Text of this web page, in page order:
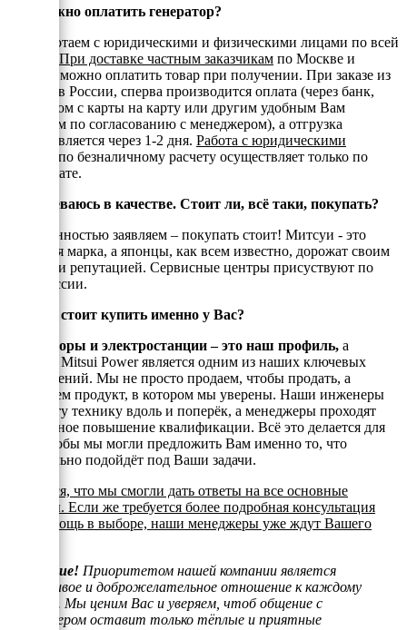
Как можно оплатить генератор?
Мы работаем с юридическими и физическими лицами по всей
При доставке частным заказчикам по Москве и
области можно оплатить товар при получении. При заказе из
регионов России, сперва производится оплата (через банк,
переводом с карты на карту или другим удобным Вам
способом по согласованию с менеджером), а отгрузка
осуществляется через 1-2 дня. Работа с юридическими
по безналичному расчету осуществляет только по
предоплате.
Я сомневаюсь в качестве. Стоит ли, всё таки, покупать?
С уверенностью заявляем – покупать стоит! Митсуи - это
японская марка, а японцы, как всем известно, дорожат своим
именем и репутацией. Сервисные центры присуствуют по
всей России.
Почему стоит купить именно у Вас?
Генераторы и электростанции – это наш профиль, а
техника Mitsui Power является одним из наших ключевых
направлений. Мы не просто продаем, чтобы продать, а
реализуем продукт, в котором мы уверены. Наши инженеры
знают эту технику вдоль и поперёк, а менеджеры проходят
постоянное повышение квалификации. Всё это делается для
того, чтобы мы могли предложить Вам именно то, что
оптимально подойдёт под Ваши задачи.
Надеемся, что мы смогли дать ответы на все основные
вопросы. Если же требуется более подробная консультация
или помощь в выборе, наши менеджеры уже ждут Вашего
Внимание! Приоритетом нашей компании является
отзывчивое и доброжелательное отношение к каждому
клиенту. Мы ценим Вас и уверяем, чтоб общение с
менеджером оставит только тёплые и приятные